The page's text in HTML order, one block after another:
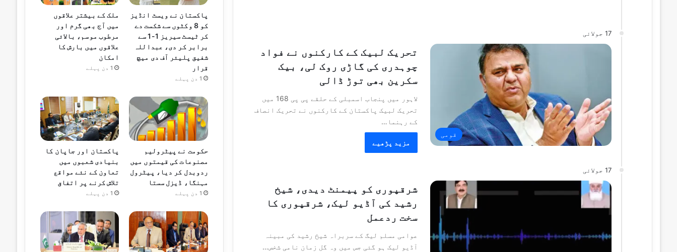
17 جولائی
قومی
تحریک لبیک کے کارکنوں نے فواد
چوہدری کی گاڑی روک لی، بیک
سکرین بھی توڑ ڈالی
لاہور میں پنجاب اسمبلی کے حلقے پی پی 168 میں
تحریک لبیک پاکستان کے کارکنوں نے تحریک انصاف
کے رہنما…
مزید پڑھیے
17 جولائی
شرقپوری کو پیمنٹ دیدی، شیخ
رشید کی آڈیو لیک، شرقپوری کا
سخت ردعمل
عوامی مسلم لیگ کے سربراہ شیخ رشید کی مبینہ
آڈیو لیک ہو گئی جس میں وہ گل زمان نامی شخص…
پاکستان نے ویسٹ انڈیز
کو 8 وکٹوں سے شکست دے
کر ٹیسٹ سیریز 1-1 سے
برابر کر دی، عبداللہ
شفیق پلیئر آف دی میچ
قرار
1 دن پہلے
ملک کے بیشتر علاقوں
میں آج بھی گرم اور
مرطوب موسم، بالائی
علاقوں میں بارش کا
امکان
1 دن پہلے
حکومت نے پیٹرولیم
مصنوعات کی قیمتوں میں
ردوبدل کر دیا، پیٹرول
مہنگا، ڈیزل سستا
1 دن پہلے
پاکستان اور جاپان کا
بنیادی شعبوں میں
تعاون کے نئے مواقع
تلاش کرنے پر اتفاق
1 دن پہلے